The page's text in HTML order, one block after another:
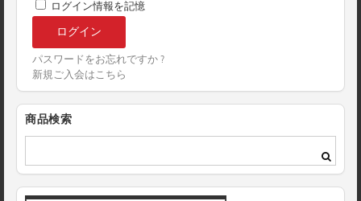
ログイン情報を記憶
パスワードをお忘れですか ?
新規ご入会はこちら
商品検索